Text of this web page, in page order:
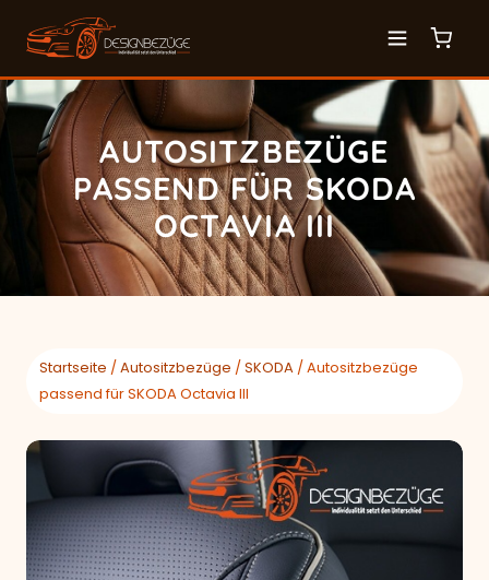
AUTOSITZBEZÜGE
PASSEND FÜR SKODA
OCTAVIA III
Startseite /Autositzbezüge /SKODA / Autositzbezüge
passend für SKODA Octavia III